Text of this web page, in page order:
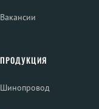
Вакансии
ПРОДУКЦИЯ
Шинопровод